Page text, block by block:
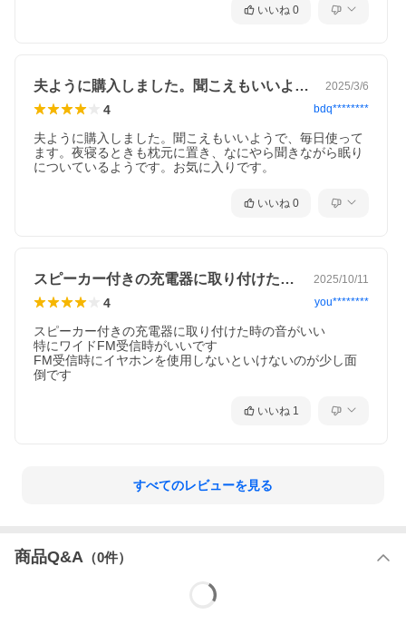
いいね 0
夫ように購入しました。聞こえもいいよう… 2025/3/6
4 bdq********
夫ように購入しました。聞こえもいいようで、毎日使って
ます。夜寝るときも枕元に置き、なにやら聞きながら眠り
についているようです。お気に入りです。
いいね 0
スピーカー付きの充電器に取り付けた時の… 2025/10/11
4 you********
スピーカー付きの充電器に取り付けた時の音がいい
特にワイドFM受信時がいいです
FM受信時にイヤホンを使用しないといけないのが少し面
倒です
いいね 1
すべてのレビューを見る
商品Q&A （0件）